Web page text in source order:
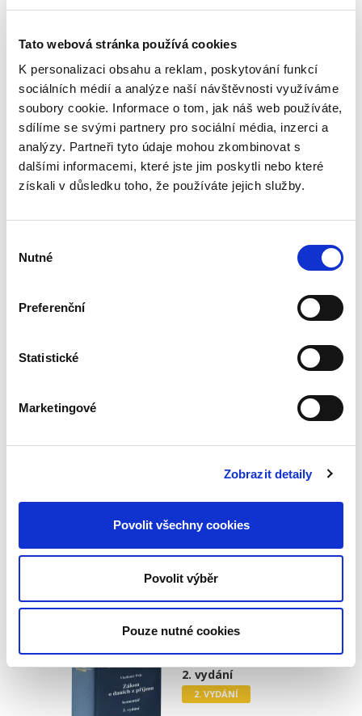
Tato webová stránka používá cookies
K personalizaci obsahu a reklam, poskytování funkcí
sociálních médií a analýze naší návštěvnosti využíváme
soubory cookie. Informace o tom, jak náš web používáte,
sdílíme se svými partnery pro sociální média, inzerci a
analýzy. Partneři tyto údaje mohou zkombinovat s
dalšími informacemi, které jste jim poskytli nebo které
získali v důsledku toho, že používáte jejich služby.
souhlasu
Nutné
Preferenční
Statistické
Marketingové
Zobrazit detaily
Povolit všechny cookies
Povolit výběr
Pouze nutné cookies
4. VYDÁNÍ
Tomáš Moravec,Jiřina Kotoučová,a kol.
2 990,00 Kč
Zákon č. 182/2006 Sb. upravuje insolvenční
úpadku - konkurs, reorganizaci, oddlužení.
Komentář k zákonu o dani z přidané hodnoty
doplněním o ustálenou judikaturu Nejvyššího
se zabývají aktuálními...
příjmů. Komentář.
2. vydání
2. VYDÁNÍ